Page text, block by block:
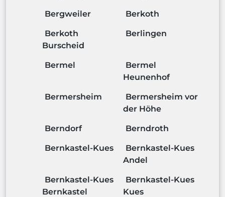
Bergweiler Berkoth
Berkoth
Burscheid
Berlingen
Bermel
Bermel
Heunenhof
Bermersheim
Bermersheim vor
der Höhe
Berndorf Berndroth
Bernkastel-Kues
Bernkastel-Kues
Andel
Bernkastel-Kues
Bernkastel
Bernkastel-Kues
Kues